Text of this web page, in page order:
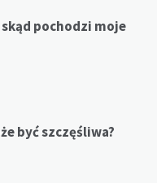
pochodzi moje
być szczęśliwa?